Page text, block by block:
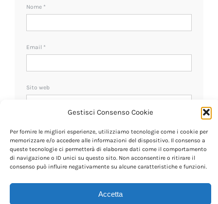
Gestisci Consenso Cookie
Per fornire le migliori esperienze, utilizziamo tecnologie come i cookie per
memorizzare e/o accedere alle informazioni del dispositivo. Il consenso a
queste tecnologie ci permetterà di elaborare dati come il comportamento
di navigazione o ID unici su questo sito. Non acconsentire o ritirare il
consenso può influire negativamente su alcune caratteristiche e funzioni.
Accetta
Nome *
Email *
Sito web
Ricevi un avviso se ci sono nuovi commenti.